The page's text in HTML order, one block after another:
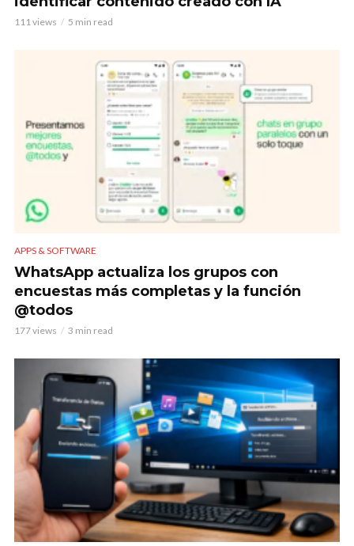
111 views 5 min read
APPS & SOFTWARE
WhatsApp actualiza los grupos con
encuestas más completas y la función
@todos
177 views 3 min read